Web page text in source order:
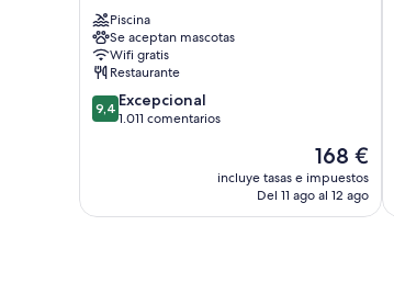
de
la
Paix
Centro
de
la
Piscina
Se aceptan mascotas
Wifi gratis
Restaurante
9.4
sobre
9,4 Excepcional
1.011 comentarios
El
precio
actual
168 €
incluye tasas e impuestos
Del 11 ago al 12 ago